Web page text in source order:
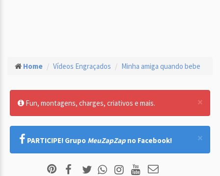
Home Vídeos Engraçados Minha amiga quando bebe
×
Fun, montagens, charges, criativos e mais.
×
PARTICIPE! Grupo MeuZapZap no Facebook!